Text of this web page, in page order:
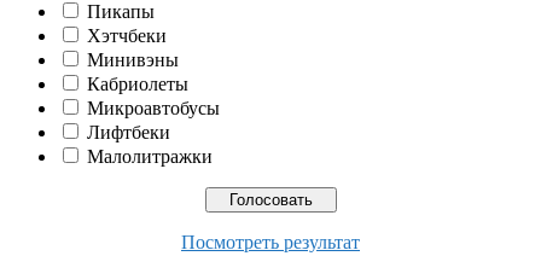
Пикапы
Хэтчбеки
Минивэны
Кабриолеты
Микроавтобусы
Лифтбеки
Малолитражки
Посмотреть результат